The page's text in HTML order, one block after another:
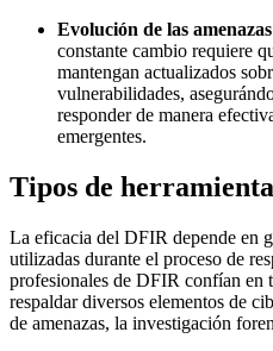
Evolución de las
constante cambio requiere
mantengan actualizados
vulnerabilidades,
responder de manera
emergentes.
Tipos de
La eficacia del DFIR depende en
utilizadas durante el proceso de
profesionales de DFIR confían en
respaldar diversos elementos de
de amenazas, la investigación